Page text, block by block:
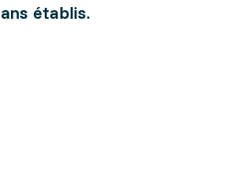
établis.